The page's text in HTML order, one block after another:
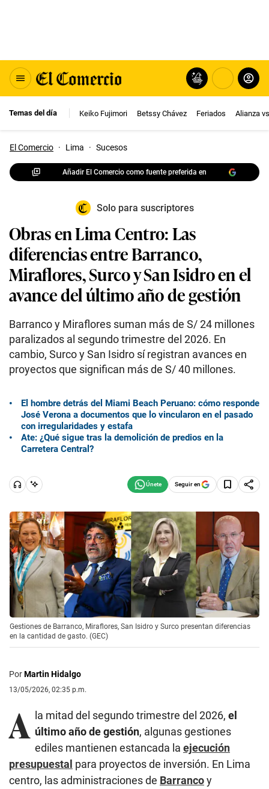
Temas del día Keiko Fujimori Betssy Chávez Feriados Alianza
El Comercio · Lima · Sucesos
Añadir El Comercio como fuente preferida en
Solo para suscriptores
Obras en Lima Centro: Las
diferencias entre Barranco,
Miraflores, Surco y San Isidro en el
avance del último año de gestión
Barranco y Miraflores suman más de S/ 24 millones
paralizados al segundo trimestre del 2026. En
cambio, Surco y San Isidro sí registran avances en
proyectos que significan más de S/ 40 millones.
El hombre detrás del Miami Beach Peruano: cómo responde
José Verona a documentos que lo vincularon en el pasado
con irregularidades y estafa
Ate: ¿Qué sigue tras la demolición de predios en la
Carretera Central?
Seguir en
Gestiones de Barranco, Miraflores, San Isidro y Surco presentan diferencias
en la cantidad de gasto. (GEC)
PorMartin Hidalgo
13/05/2026, 02:35 p.m.
A la mitad del segundo trimestre del 2026, el
último año de gestión, algunas gestiones
ediles mantienen estancada la ejecución
presupuestal para proyectos de inversión. En Lima
centro, las administraciones de Barrancoy